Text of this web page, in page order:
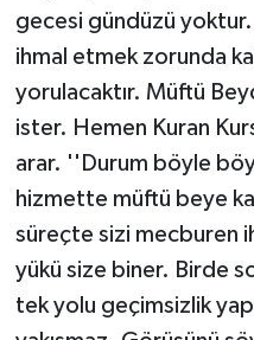
gecesi gündüzü
ihmal etmek zorunda
yorulacaktır. Müftü
ister. Hemen Kuran
arar. ''Durum böyle
hizmette müftü beye
süreçte sizi mecburen
yükü size biner. Birde
tek yolu geçimsizlik